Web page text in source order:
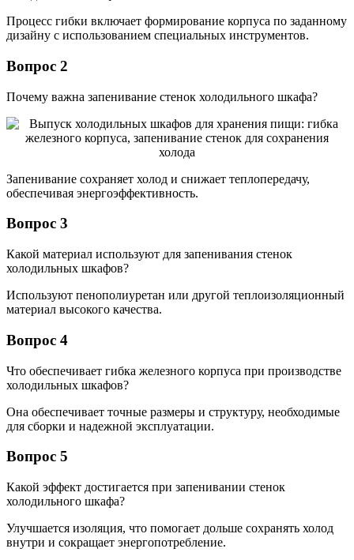
Процесс гибки включает формирование корпуса по заданному
дизайну с использованием специальных инструментов.
Вопрос 2
Почему важна запенивание стенок холодильного шкафа?
Запенивание сохраняет холод и снижает теплопередачу,
обеспечивая энергоэффективность.
Вопрос 3
Какой материал используют для запенивания стенок
холодильных шкафов?
Используют пенополиуретан или другой теплоизоляционный
материал высокого качества.
Вопрос 4
Что обеспечивает гибка железного корпуса при производстве
холодильных шкафов?
Она обеспечивает точные размеры и структуру, необходимые
для сборки и надежной эксплуатации.
Вопрос 5
Какой эффект достигается при запенивании стенок
холодильного шкафа?
Улучшается изоляция, что помогает дольше сохранять холод
внутри и сокращает энергопотребление.